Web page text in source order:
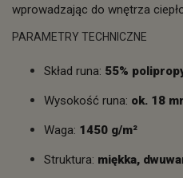
wprowadzając do wnętrza
PARAMETRY TECHNICZNE
Skład runa: 55%
Wysokość runa: ok. 18
Waga: 1450 g/m²
Struktura: miękka,